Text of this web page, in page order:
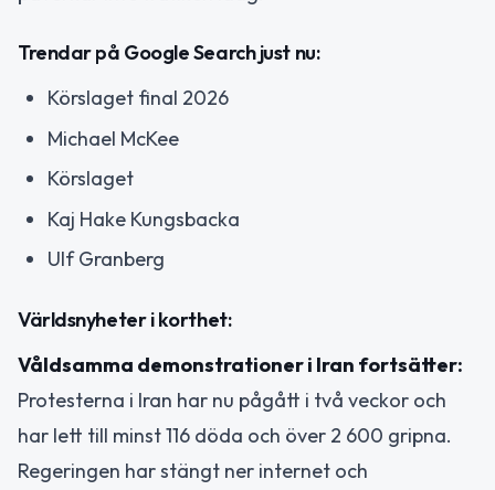
Trendar på Google Search just nu:
Körslaget final 2026
Michael McKee
Körslaget
Kaj Hake Kungsbacka
Ulf Granberg
Världsnyheter i korthet:
Våldsamma demonstrationer i Iran fortsätter:
Protesterna i Iran har nu pågått i två veckor och
har lett till minst 116 döda och över 2 600 gripna.
Regeringen har stängt ner internet och